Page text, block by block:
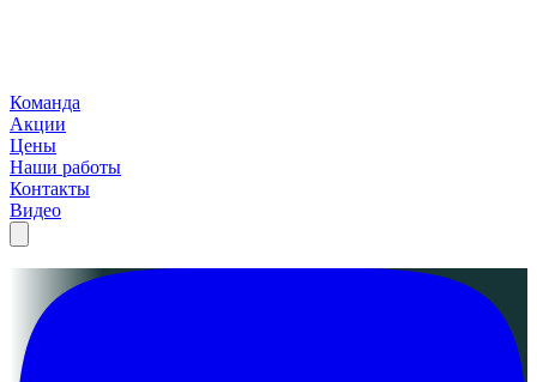
Команда
Акции
Цены
Наши работы
Контакты
Видео